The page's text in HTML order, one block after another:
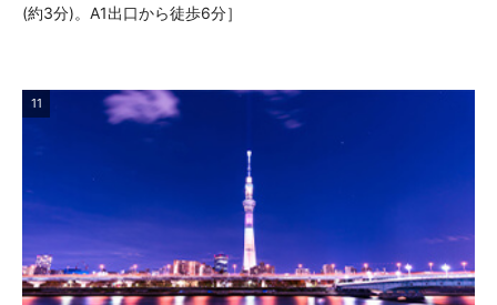
(約3分)。A1出口から徒歩6分］
11